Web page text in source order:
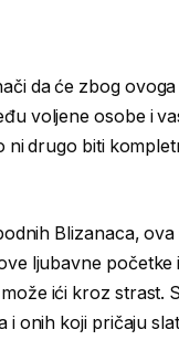
da će zbog
voljene osobe i
ni drugo biti
Blizanaca, ova
ljubavne početke
ići kroz strast.
i onih koji pričaju